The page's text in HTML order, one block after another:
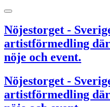
Nöjestorget -
artistförmedling
nöje och event.
Nöjestorget -
artistförmedling